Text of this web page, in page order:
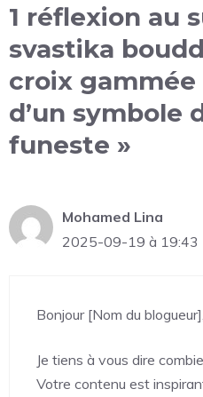
1 réflexion au
svastika
croix gammée
d’un symbole
funeste »
Mohamed Lina
2025-09-19 à 19:43
Bonjour [Nom du blogueur],
Je tiens à vous dire
Votre contenu est